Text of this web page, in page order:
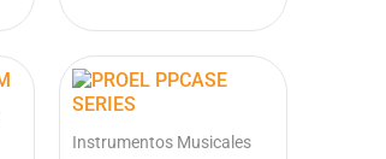
Instrumentos Musicales